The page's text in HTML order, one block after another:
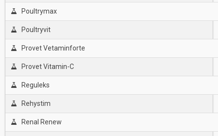
Poultrymax
Poultryvit
Provet Vetaminforte
Provet Vitamin-C
Reguleks
Rehystim
Renal Renew